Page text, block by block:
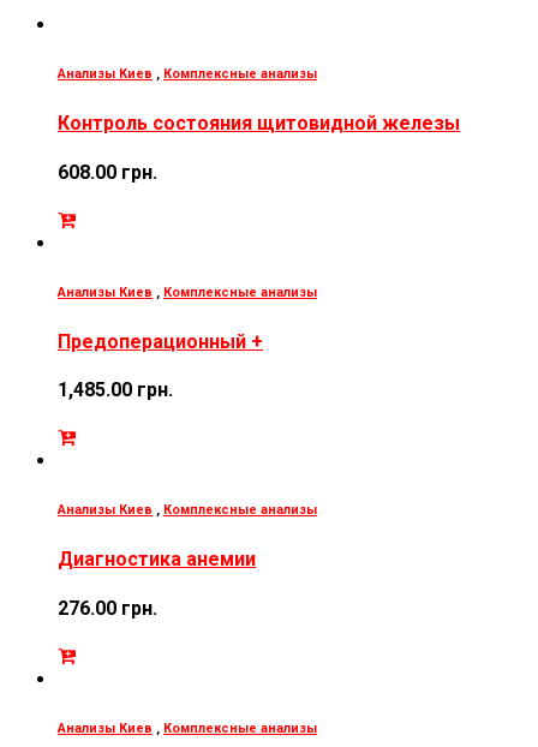
Анализы Киев , Комплексные анализы
Контроль состояния щитовидной железы
608.00 грн.
Анализы Киев , Комплексные анализы
Предоперационный +
1,485.00 грн.
Анализы Киев , Комплексные анализы
Диагностика анемии
276.00 грн.
Анализы Киев , Комплексные анализы